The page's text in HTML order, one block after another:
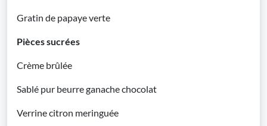
Gratin de papaye verte
Pièces sucrées
Crème brûlée
Sablé pur beurre ganache chocolat
Verrine citron meringuée